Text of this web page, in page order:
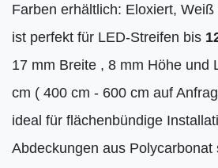
Farben erhältlich: Eloxiert,
ist perfekt für LED-Streifen bis
17 mm Breite , 8 mm Höhe und
cm ( 400 cm - 600 cm auf
ideal für flächenbündige
Abdeckungen aus Polycarbonat